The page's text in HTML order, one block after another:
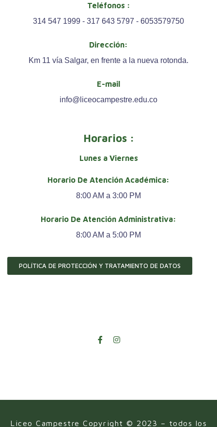
Teléfonos :
314 547 1999 - 317 643 5797 - 6053579750
Dirección:
Km 11 vía Salgar, en frente a la nueva rotonda.
E-mail
info@liceocampestre.edu.co
Horarios :
Lunes a Viernes
Horario De Atención Académica:
8:00 AM a 3:00 PM
Horario De Atención Administrativa:
8:00 AM a 5:00 PM
POLÍTICA DE PROTECCIÓN Y TRATAMIENTO DE DATOS
Liceo Campestre Copyright © 2023 – todos los